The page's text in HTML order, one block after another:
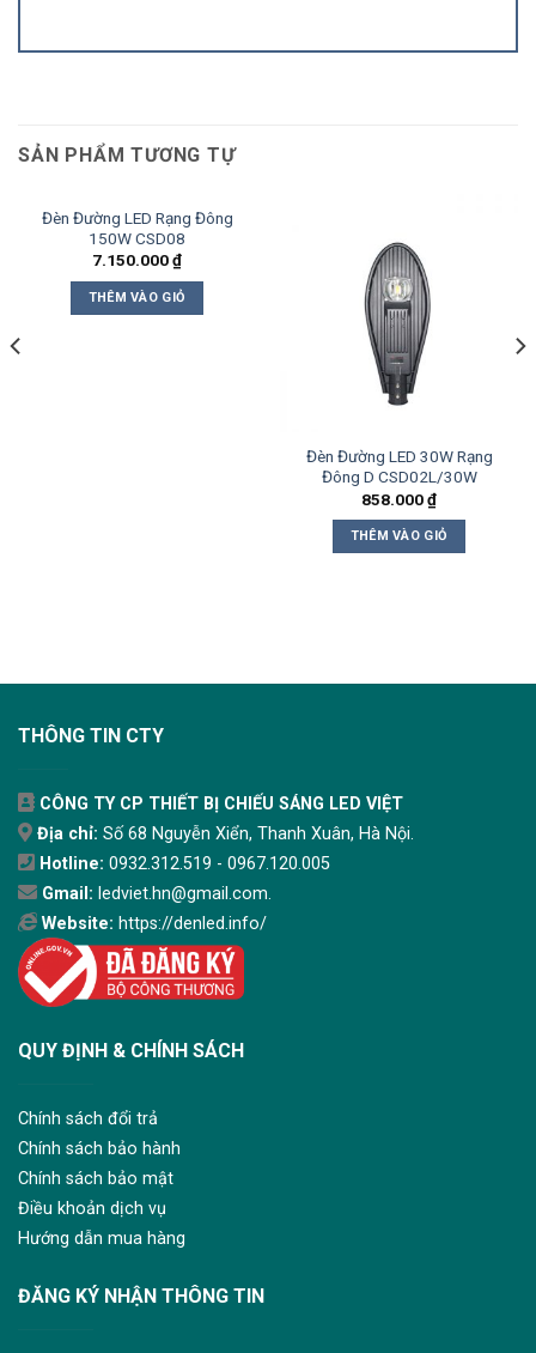
SẢN PHẨM TƯƠNG TỰ
Đèn Đường LED Rạng Đông
150W CSD08
7.150.000₫
THÊM VÀO GIỎ
Đèn Đường LED 30W Rạng
Đông D CSD02L/30W
858.000₫
THÊM VÀO GIỎ
THÔNG TIN CTY
CÔNG TY CP THIẾT BỊ CHIẾU SÁNG LED VIỆT
Địa chỉ: Số 68 Nguyễn Xiển, Thanh Xuân, Hà Nội.
Hotline: 0932.312.519 - 0967.120.005
Gmail: ledviet.hn@gmail.com.
Website: https://denled.info/
QUY ĐỊNH & CHÍNH SÁCH
Chính sách đổi trả
Chính sách bảo hành
Chính sách bảo mật
Điều khoản dịch vụ
Hướng dẫn mua hàng
ĐĂNG KÝ NHẬN THÔNG TIN